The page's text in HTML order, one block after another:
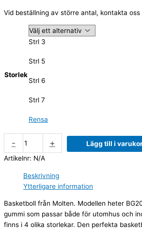
Vid beställning av större antal, kontakta
Storlek
Strl 3
Strl 5
Strl 6
Strl 7
Rensa
- +
Lägg till i
Artikelnr: N/A
Beskrivning
Ytterligare information
Basketboll från Molten. Modellen heter
gummi som passar både för utomhus och
finns i 4 olika storlekar. Den perfekta